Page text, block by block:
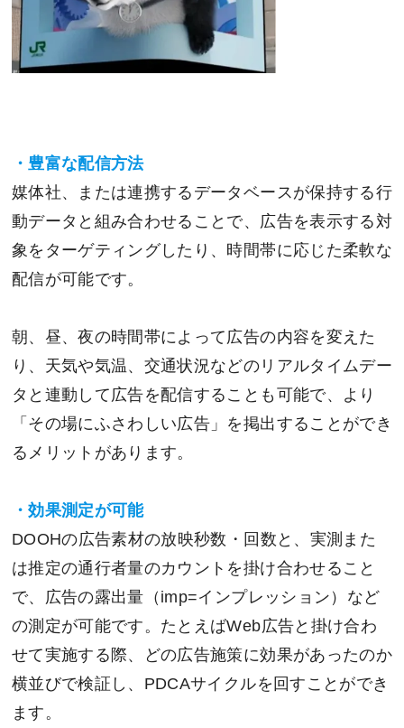
・豊富な配信方法
媒体社、または連携するデータベースが保持する行
動データと組み合わせることで、広告を表示する対
象をターゲティングしたり、時間帯に応じた柔軟な
配信が可能です。
朝、昼、夜の時間帯によって広告の内容を変えた
り、天気や気温、交通状況などのリアルタイムデー
タと連動して広告を配信することも可能で、より
「その場にふさわしい広告」を掲出することができ
るメリットがあります。
・効果測定が可能
DOOHの広告素材の放映秒数・回数と、実測また
は推定の通行者量のカウントを掛け合わせること
で、広告の露出量（imp=インプレッション）など
の測定が可能です。たとえばWeb広告と掛け合わ
せて実施する際、どの広告施策に効果があったのか
横並びで検証し、PDCAサイクルを回すことができ
ます。